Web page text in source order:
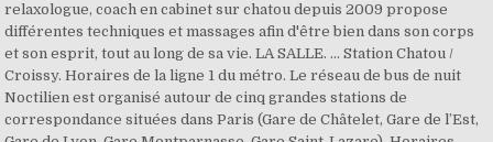
relaxologue, coach en cabinet sur chatou depuis 2009 propose
différentes techniques et massages afin d'être bien dans son corps
et son esprit, tout au long de sa vie. LA SALLE. ... Station Chatou /
Croissy. Horaires de la ligne 1 du métro. Le réseau de bus de nuit
Noctilien est organisé autour de cinq grandes stations de
correspondance situées dans Paris (Gare de Châtelet, Gare de l’Est,